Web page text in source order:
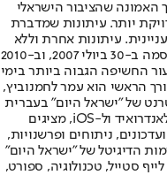
האמונה שהציבור הישראלי
יותר. עיתונות שמדברת
עיתונות אחרת וללא
תשלום. המהדורה המודפסת הראשונה פורסמה ב-30 ביולי 2007, וב-2010
החשיפה הגבוה ביותר בימי
הראשי הוא עמר לחמנוביץ,
של "ישראל היום" בעברית
ובאנגלית, כמו כן היישומונים (אפליקציות) לאנדרואיד ול-iOS, מציגים
ניתוחים ופרשנויות,
הדיגיטל של "ישראל היום"
סטייל, טכנולוגיה, ספורט,